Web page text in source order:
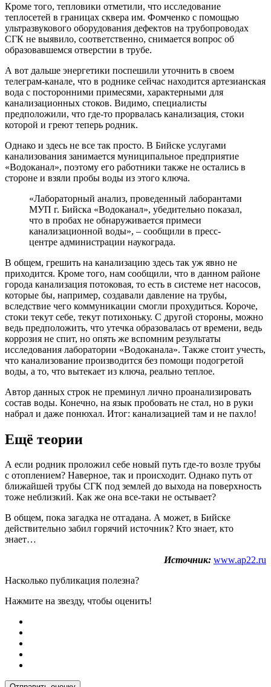
Кроме того, тепловики отметили, что исследование
теплосетей в границах сквера им. Фомченко с помощью
ультразвукового оборудования дефектов на трубопроводах
СГК не выявило, соответственно, снимается вопрос об
образовавшемся отверстии в трубе.
А вот дальше энергетики поспешили уточнить в своем
телеграм-канале, что в роднике сейчас находится артезианская
вода с посторонними примесями, характерными для
канализационных стоков. Видимо, специалисты
предположили, что где-то прорвалась канализация, стоки
которой и греют теперь родник.
Однако и здесь не все так просто. В Бийске услугами
канализования занимается муниципальное предприятие
«Водоканал», поэтому его работники также не остались в
стороне и взяли пробы воды из этого ключа.
«Лабораторный анализ, проведенный лаборантами
МУП г. Бийска «Водоканал», убедительно показал,
что в пробах не обнаруживается примеси
канализационной воды», – сообщили в пресс-
центре администрации наукограда.
В общем, грешить на канализацию здесь так уж явно не
приходится. Кроме того, нам сообщили, что в данном районе
города канализация потоковая, то есть в системе нет насосов,
которые бы, например, создавали давление на трубы,
вследствие чего коммуникации смогли прохудиться. Короче,
стоки текут себе, текут потихоньку. С другой стороны, можно
ведь предположить, что утечка образовалась от времени, ведь
коррозия не спит, но опять же вспомним результаты
исследования лаборатории «Водоканала». Также стоит учесть,
что канализование производится без помощи подогретой
воды, а то, что вытекает из ключа, реально теплое.
Автор данных строк не преминул лично проанализировать
состав воды. Конечно, на язык пробовать не стал, но в руки
набрал и даже понюхал. Итог: канализацией там и не пахло!
Ещё теории
А если родник проложил себе новый путь где-то возле трубы
с отоплением? Наверное, так и происходит. Однако путь от
ближайшей трубы СГК под землей до выхода на поверхность
тоже неблизкий. Как же она все-таки не остывает?
В общем, пока загадка не отгадана. А может, в Бийске
действительно забил горячий источник? Кто знает, кто
знает…
Источник: www.ap22.ru
Насколько публикация полезна?
Нажмите на звезду, чтобы оценить!